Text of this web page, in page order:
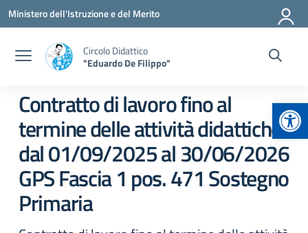
Vai ai contenuti
Vai al menu di navigazione
Vai al footer
Ministero dell'Istruzione e del Merito
Circolo Didattico
"Eduardo De Filippo"
Contratto di lavoro fino al
termine delle attività didattiche
dal 01/09/2025 al 30/06/2026
GPS Fascia 1 pos. 471 Sostegno
Primaria